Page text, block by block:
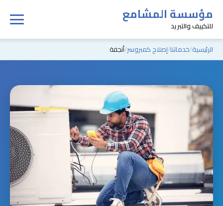
مؤسسة المشامع
للتكييف والتبريد
الرئيسية خدماتنا إصلاح كمبروسر أنجفة